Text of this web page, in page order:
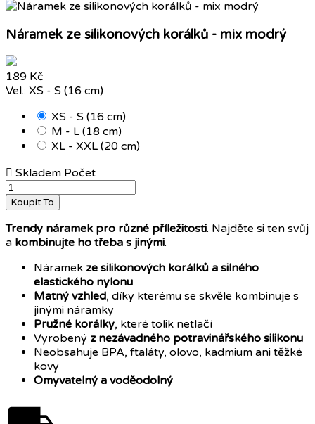
Náramek ze silikonových korálků - mix modrý
189 Kč
Vel.: XS - S (16 cm)
XS - S (16 cm)
M - L (18 cm)
XL - XXL (20 cm)
 Skladem Počet
Koupit To
Trendy náramek pro různé příležitosti. Najděte si ten svůj
a kombinujte ho třeba s jinými.
Náramek ze silikonových korálků a silného
elastického nylonu
Matný vzhled, díky kterému se skvěle kombinuje s
jinými náramky
Pružné korálky, které tolik netlačí
Vyrobený z nezávadného potravinářského silikonu
Neobsahuje BPA, ftaláty, olovo, kadmium ani těžké
kovy
Omyvatelný a voděodolný